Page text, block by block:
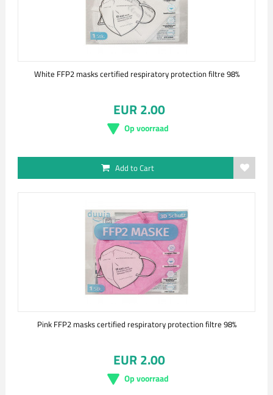
White FFP2 masks certified respiratory protection filtre 98%
EUR 2.00
Op voorraad
Add to Cart
Pink FFP2 masks certified respiratory protection filtre 98%
EUR 2.00
Op voorraad